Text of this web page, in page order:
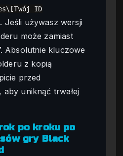
ID
. Jeśli używasz wersji
może zamiast
Absolutnie kluczowe
z kopią
przed
uniknąć trwałej
po kroku po
gry Black